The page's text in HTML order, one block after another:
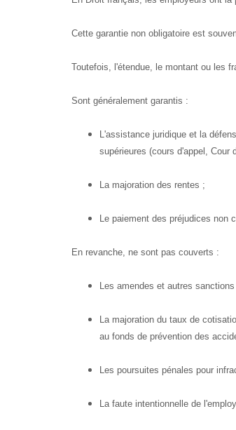
Cette garantie non obligatoire est
Toutefois, l'étendue, le montant ou les
Sont généralement garantis :
L'assistance juridique et la
supérieures (cours d'appel, Cour
La majoration des rentes ;
Le paiement des préjudices non
En revanche, ne sont pas couverts :
Les amendes et autres
La majoration du taux de
au fonds de prévention des
Les poursuites pénales pour
La faute intentionnelle de